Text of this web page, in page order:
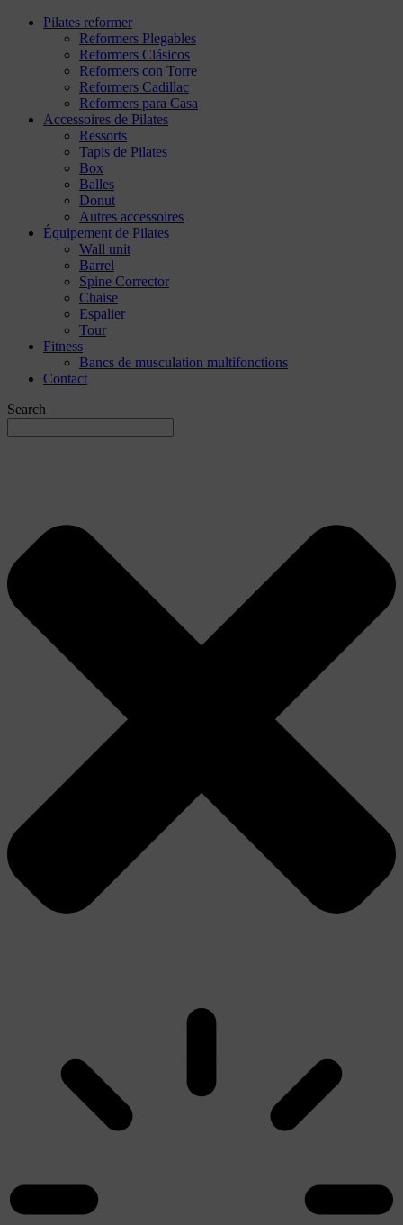
Pilates reformer
Reformers Plegables
Reformers Clásicos
Reformers con Torre
Reformers Cadillac
Reformers para Casa
Accessoires de Pilates
Ressorts
Tapis de Pilates
Box
Balles
Donut
Autres accessoires
Équipement de Pilates
Wall unit
Barrel
Spine Corrector
Chaise
Espalier
Tour
Fitness
Bancs de musculation multifonctions
Contact
Search